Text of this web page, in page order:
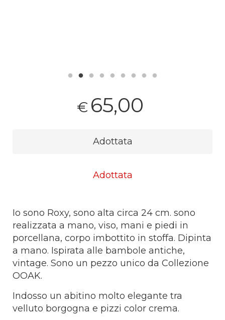
€ 65,00
Adottata
Adottata
Io sono Roxy, sono alta circa 24 cm. sono
realizzata a mano, viso, mani e piedi in
porcellana, corpo imbottito in stoffa. Dipinta
a mano. Ispirata alle bambole antiche,
vintage. Sono un pezzo unico da Collezione
OOAK.
Indosso un abitino molto elegante tra
velluto borgogna e pizzi color crema.